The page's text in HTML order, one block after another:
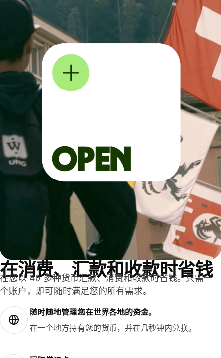
在消费、汇款和收款时省钱
在您以 40 多种货币汇款、消费和收款时省钱。只需一
个账户，即可随时满足您的所有需求。
随时随地管理您在世界各地的资金。
在一个地方持有您的货币，并在几秒钟内兑换。